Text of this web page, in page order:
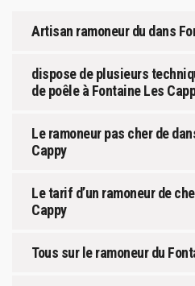
Artisan ramoneur du dans
dispose de plusieurs
de poêle à Fontaine Les
Le ramoneur pas cher de
Cappy
Le tarif d’un ramoneur de
Cappy
Tous sur le ramoneur du